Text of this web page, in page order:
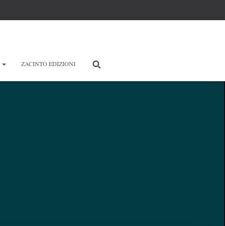
ZACINTO EDIZIONI